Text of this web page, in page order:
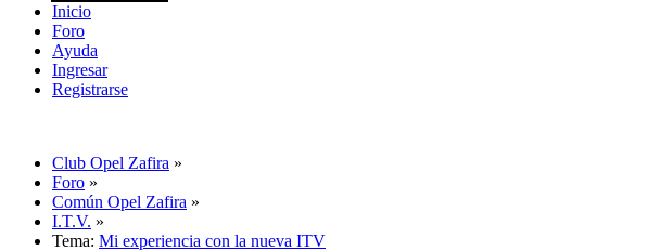
Inicio
Foro
Ayuda
Ingresar
Registrarse
Club Opel Zafira »
Foro »
Común Opel Zafira »
I.T.V. »
Tema: Mi experiencia con la nueva ITV